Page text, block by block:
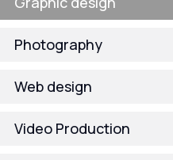
Photography
Web design
Video Production